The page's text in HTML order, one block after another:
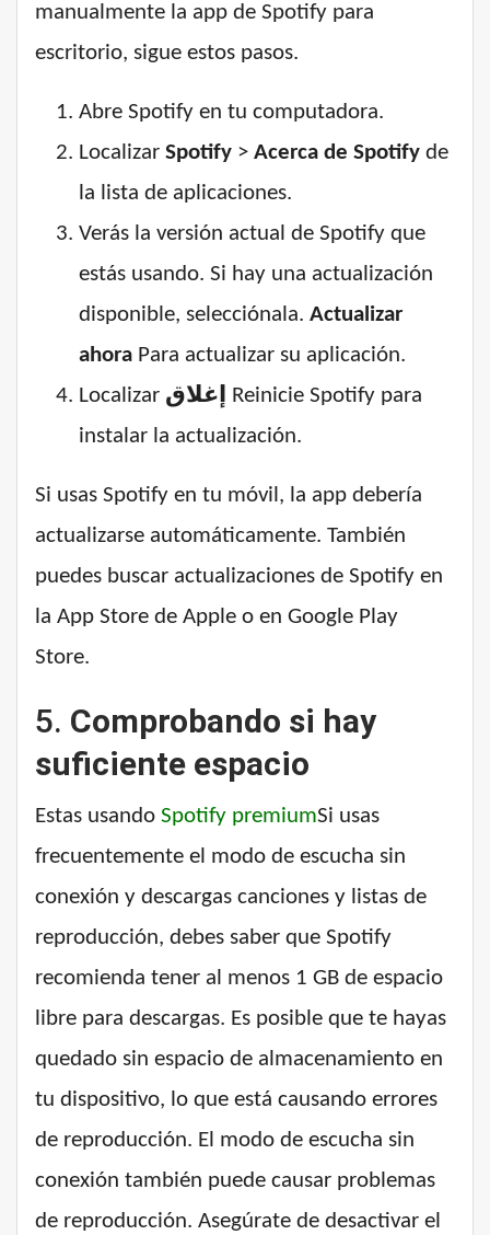
manualmente la app de Spotify para
escritorio, sigue estos pasos.
Abre Spotify en tu computadora.
Localizar Spotify > Acerca de Spotify de
la lista de aplicaciones.
Verás la versión actual de Spotify que
estás usando. Si hay una actualización
disponible, selecciónala. Actualizar
ahora Para actualizar su aplicación.
Localizar إغلاق Reinicie Spotify para
instalar la actualización.
Si usas Spotify en tu móvil, la app debería
actualizarse automáticamente. También
puedes buscar actualizaciones de Spotify en
la App Store de Apple o en Google Play
Store.
5. Comprobando si hay
suficiente espacio
Estas usando Spotify premiumSi usas
frecuentemente el modo de escucha sin
conexión y descargas canciones y listas de
reproducción, debes saber que Spotify
recomienda tener al menos 1 GB de espacio
libre para descargas. Es posible que te hayas
quedado sin espacio de almacenamiento en
tu dispositivo, lo que está causando errores
de reproducción. El modo de escucha sin
conexión también puede causar problemas
de reproducción. Asegúrate de desactivar el